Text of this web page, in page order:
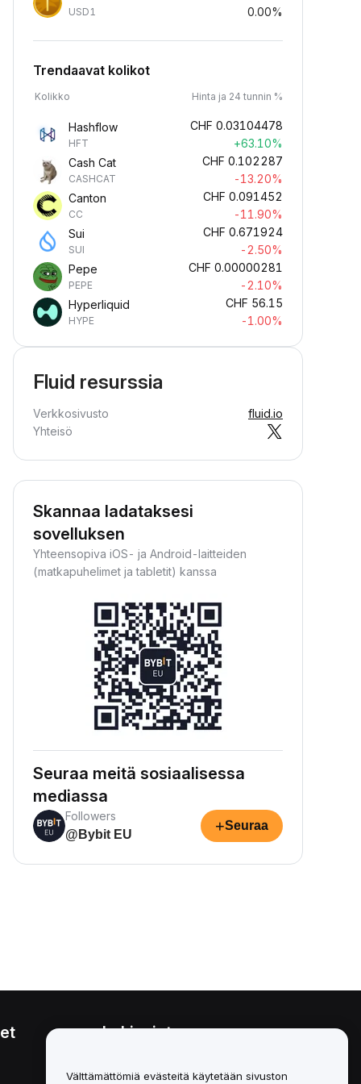
USD1
0.00%
Trendaavat kolikot
Kolikko Hinta ja 24 tunnin %
Hashflow
HFT
CHF 0.03104478
+63.10%
Cash Cat
CASHCAT
CHF 0.102287
-13.20%
Canton
CC
CHF 0.091452
-11.90%
Sui
SUI
CHF 0.671924
-2.50%
Pepe
PEPE
CHF 0.00000281
-2.10%
Hyperliquid
HYPE
CHF 56.15
-1.00%
Fluid resurssia
Verkkosivusto
fluid.io
Yhteisö
Skannaa ladataksesi
sovelluksen
Yhteensopiva iOS- ja Android-laitteiden
(matkapuhelimet ja tabletit) kanssa
Seuraa meitä sosiaalisessa
mediassa
Followers
@Bybit EU
+Seuraa
Lakiasiat
Välttämättömiä evästeitä käytetään sivuston